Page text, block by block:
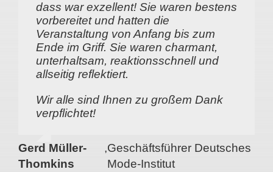
dass war exzellent! Sie waren bestens
vorbereitet und hatten die
Veranstaltung von Anfang bis zum
Ende im Griff. Sie waren charmant,
unterhaltsam, reaktionsschnell und
allseitig reflektiert.
Wir alle sind Ihnen zu großem Dank
verpflichtet!
Gerd Müller-
Thomkins
,Geschäftsführer Deutsches
Mode-Institut